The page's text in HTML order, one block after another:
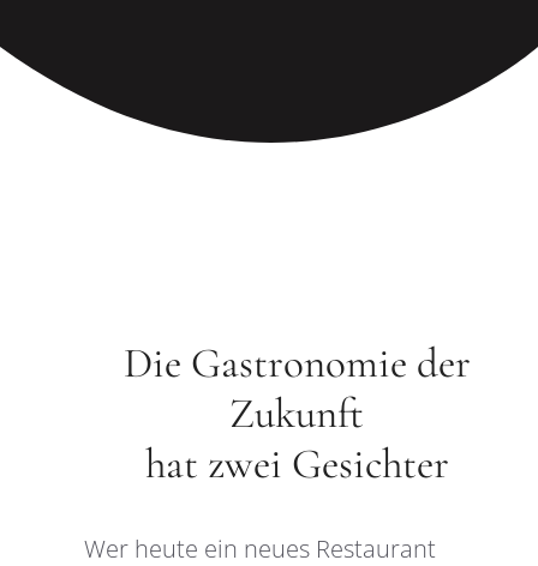
Die Gastronomie der
Zukunft
hat zwei Gesichter
Wer heute ein neues Restaurant